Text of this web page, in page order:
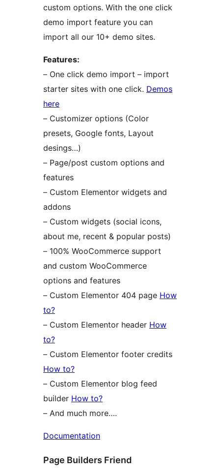
custom options. With the one click
demo import feature you can
import all our 10+ demo sites.
Features:
– One click demo import – import
starter sites with one click. Demos
here
– Customizer options (Color
presets, Google fonts, Layout
desings…)
– Page/post custom options and
features
– Custom Elementor widgets and
addons
– Custom widgets (social icons,
about me, recent & popular posts)
– 100% WooCommerce support
and custom WooCommerce
options and features
– Custom Elementor 404 page How
to?
– Custom Elementor header How
to?
– Custom Elementor footer credits
How to?
– Custom Elementor blog feed
builder How to?
– And much more….
Documentation
Page Builders Friend